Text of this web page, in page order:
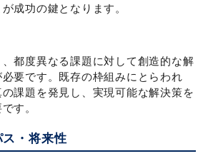
成功の鍵となります。
都度異なる課題に対して創造的な解
要です。既存の枠組みにとらわれ
課題を発見し、実現可能な解決策を
す。
・将来性